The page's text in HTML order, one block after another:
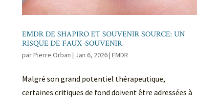
EMDR DE SHAPIRO ET SOUVENIR SOURCE: UN
RISQUE DE FAUX-SOUVENIR
parPierre Orban | Jan 6, 2026| EMDR
Malgré son grand potentiel thérapeutique,
certaines critiques de fond doivent être adressées à